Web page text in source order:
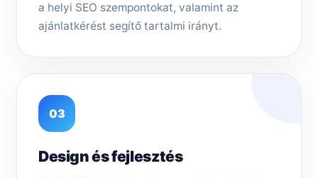
a helyi SEO szempontokat, valamint az
ajánlatkérést segítő tartalmi irányt.
03
Design és fejlesztés